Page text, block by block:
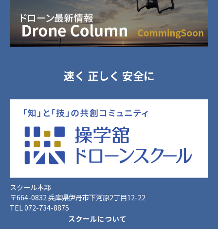
速く 正しく 安全に
スクール本部
〒664-0832 兵庫県伊丹市下河原2丁目12-22
TEL 072-734-8875
スクールについて